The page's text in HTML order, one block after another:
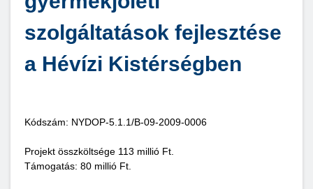
szolgáltatások fejlesztése
a Hévízi Kistérségben
Kódszám: NYDOP-5.1.1/B-09-2009-0006
Projekt összköltsége 113 millió Ft.
Támogatás: 80 millió Ft.